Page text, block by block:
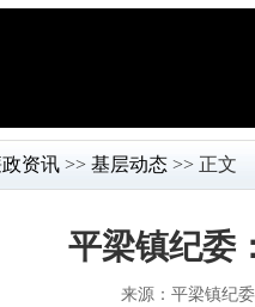
政资讯 >> 基层动态 >> 正文
平梁镇纪委
来源：平梁镇纪委